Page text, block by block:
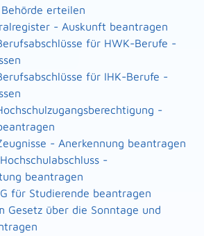
erteilen
- Auskunft beantragen
für HWK-Berufe -
für IHK-Berufe -
-
- Anerkennung beantragen
-
beantragen
für Studierende beantragen
Gesetz über die Sonntage und